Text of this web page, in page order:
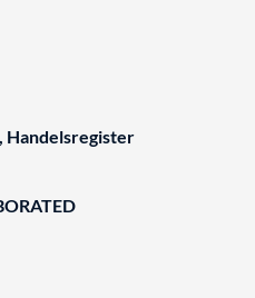
Handelsregister